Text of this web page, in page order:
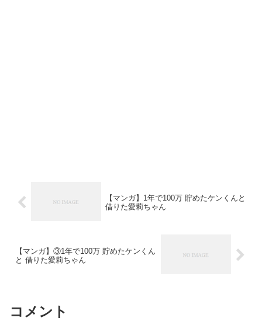
【マンガ】1年で100万 貯めたケンくんと
借りた愛莉ちゃん
【マンガ】③1年で100万 貯めたケンくん
と 借りた愛莉ちゃん
コメント